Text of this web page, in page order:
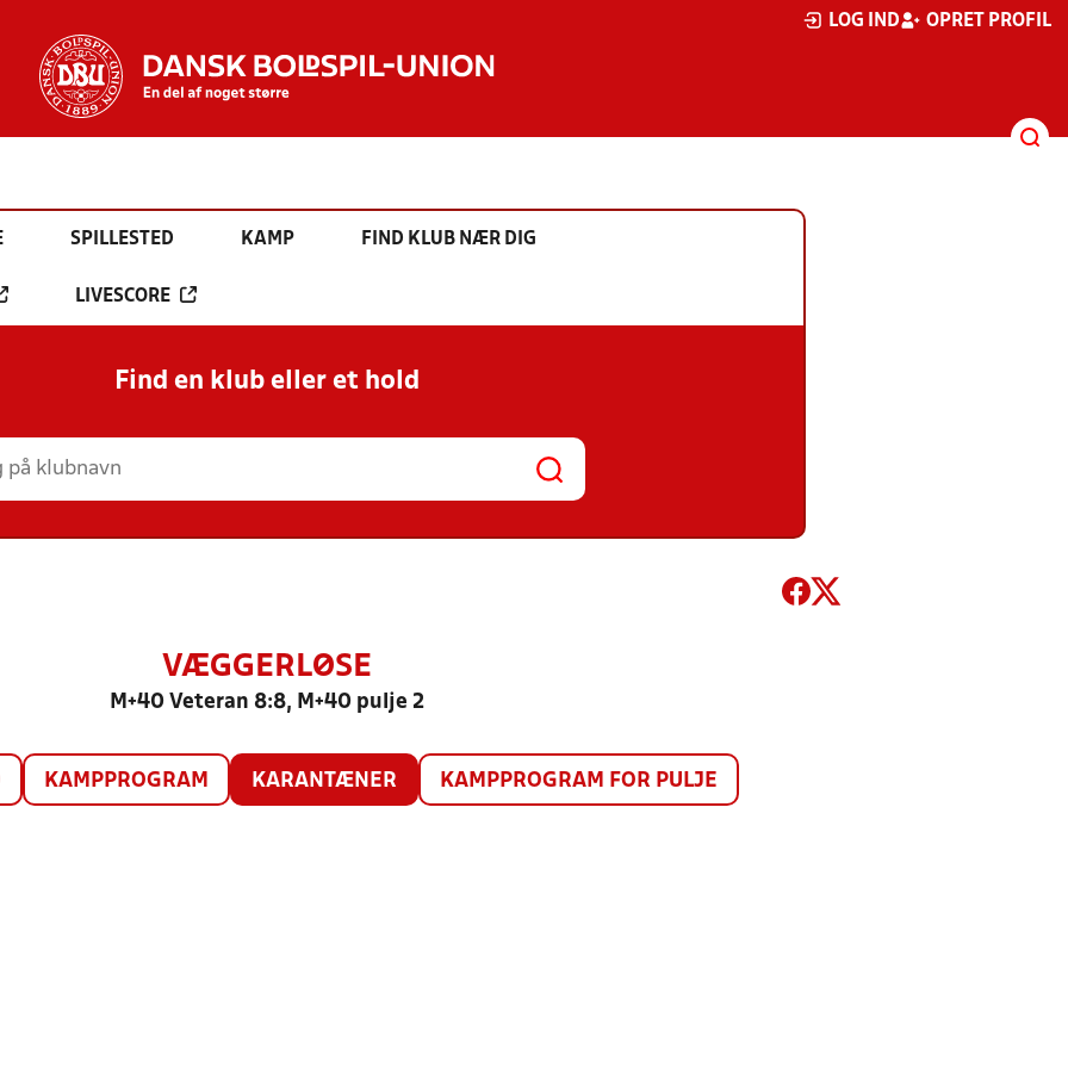
LOG IND OPRET PROFIL
SPILLESTED KAMP FIND KLUB NÆR DIG
LIVESCORE
Find en klub eller et hold
VÆGGERLØSE
M+40 Veteran 8:8, M+40 pulje 2
KAMPPROGRAM KARANTÆNER KAMPPROGRAM FOR PULJE